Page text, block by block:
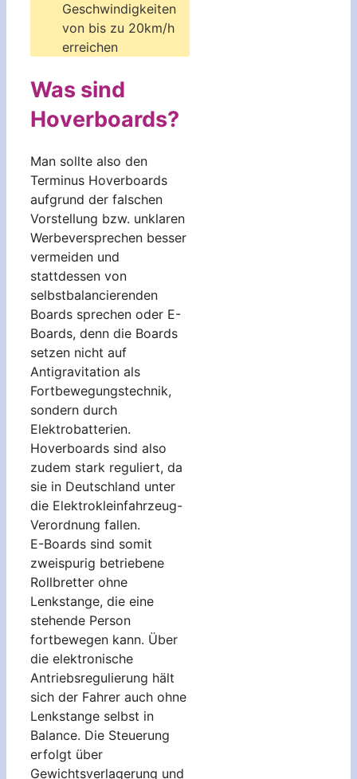
Geschwindigkeiten
von bis zu 20km/h
erreichen
Was sind
Hoverboards?
Man sollte also den
Terminus Hoverboards
aufgrund der falschen
Vorstellung bzw. unklaren
Werbeversprechen besser
vermeiden und
stattdessen von
selbstbalancierenden
Boards sprechen oder E-
Boards, denn die Boards
setzen nicht auf
Antigravitation als
Fortbewegungstechnik,
sondern durch
Elektrobatterien.
Hoverboards sind also
zudem stark reguliert, da
sie in Deutschland unter
die Elektrokleinfahrzeug-
Verordnung fallen.
E-Boards sind somit
zweispurig betriebene
Rollbretter ohne
Lenkstange, die eine
stehende Person
fortbewegen kann. Über
die elektronische
Antriebsregulierung hält
sich der Fahrer auch ohne
Lenkstange selbst in
Balance. Die Steuerung
erfolgt über
Gewichtsverlagerung und